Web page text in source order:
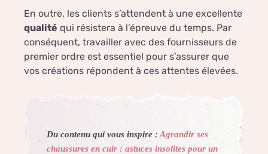
En outre, les clients s’attendent à une excellente
qualité qui résistera à l’épreuve du temps. Par
conséquent, travailler avec des fournisseurs de
premier ordre est essentiel pour s’assurer que
vos créations répondent à ces attentes élevées.
Du contenu qui vous inspire :Agrandir ses
chaussures en cuir : astuces insolites pour un